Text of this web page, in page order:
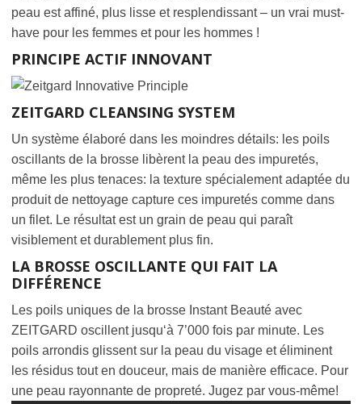
peau est affiné, plus lisse et resplendissant – un vrai must-
have pour les femmes et pour les hommes !
PRINCIPE ACTIF INNOVANT
ZEITGARD CLEANSING SYSTEM
Un système élaboré dans les moindres détails: les poils
oscillants de la brosse libèrent la peau des impuretés,
même les plus tenaces: la texture spécialement adaptée du
produit de nettoyage capture ces impuretés comme dans
un filet. Le résultat est un grain de peau qui paraît
visiblement et durablement plus fin.
LA BROSSE OSCILLANTE QUI FAIT LA
DIFFÉRENCE
Les poils uniques de la brosse Instant Beauté avec
ZEITGARD oscillent jusqu‘à 7’000 fois par minute. Les
poils arrondis glissent sur la peau du visage et éliminent
les résidus tout en douceur, mais de manière efficace. Pour
une peau rayonnante de propreté. Jugez par vous-même!